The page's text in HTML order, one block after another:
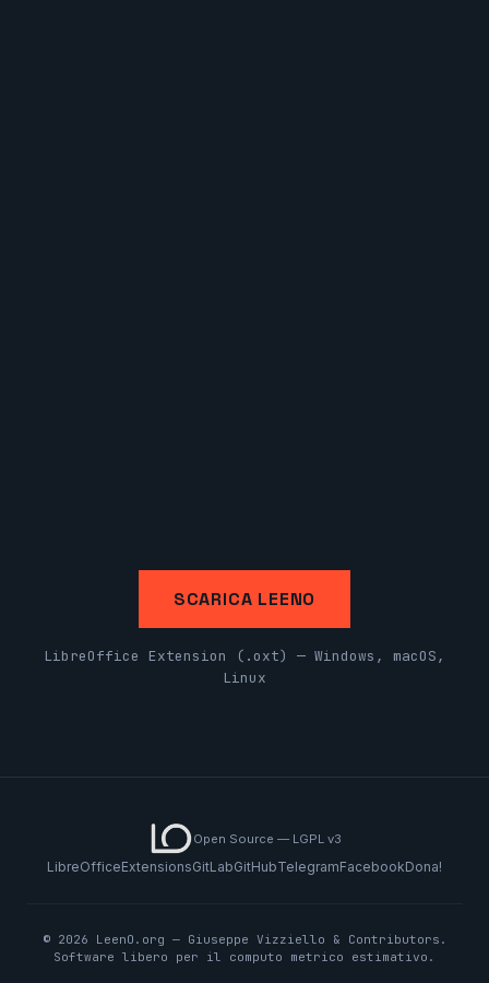
SCARICA LEENO
LibreOffice Extension (.oxt) — Windows, macOS,
Linux
Open Source — LGPL v3
LibreOfficeExtensionsGitLabGitHubTelegramFacebookDona!
© 2026 LeenO.org — Giuseppe Vizziello & Contributors.
Software libero per il computo metrico estimativo.